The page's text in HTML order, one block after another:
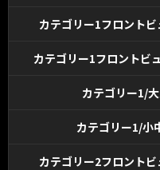
カテゴリー1フロント
カテゴリー1フロントビ
カテゴリー1/
カテゴリー1/小
カテゴリー2フロント